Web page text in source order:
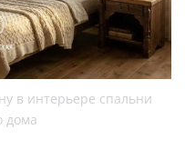
в интерьере спальни
дома